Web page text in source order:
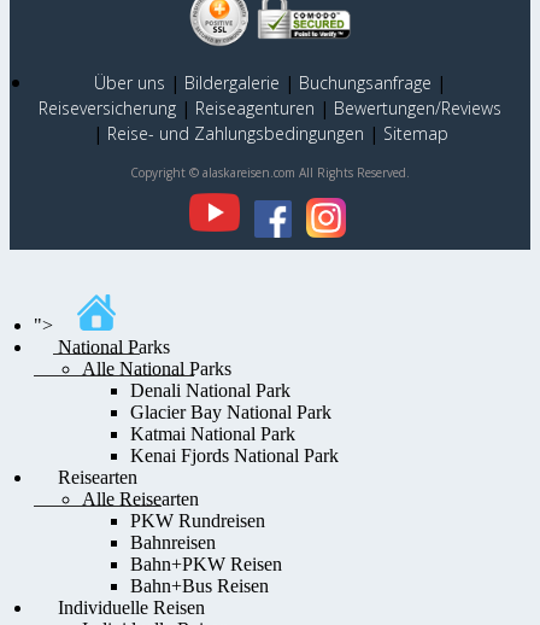
Über uns | Bildergalerie | Buchungsanfrage |
Reiseversicherung | Reiseagenturen | Bewertungen/Reviews
| Reise- und Zahlungsbedingungen | Sitemap
Copyright © alaskareisen.com All Rights Reserved.
">
National Parks
Alle National Parks
Denali National Park
Glacier Bay National Park
Katmai National Park
Kenai Fjords National Park
Reisearten
Alle Reisearten
PKW Rundreisen
Bahnreisen
Bahn+PKW Reisen
Bahn+Bus Reisen
Individuelle Reisen